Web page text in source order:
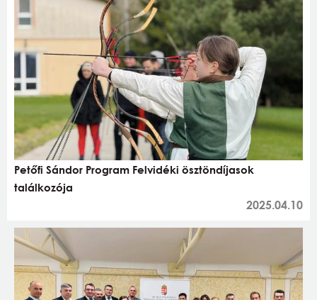
Petőfi Sándor Program Felvidéki ösztöndíjasok
találkozója
2025.04.10